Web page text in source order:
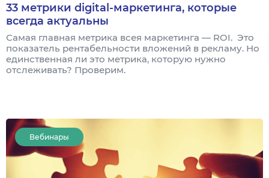
33 метрики digital-маркетинга, которые
всегда актуальны
Самая главная метрика всея маркетинга — ROI. Это
показатель рентабельности вложений в рекламу. Но
единственная ли это метрика, которую нужно
отслеживать? Проверим.
Вебинары